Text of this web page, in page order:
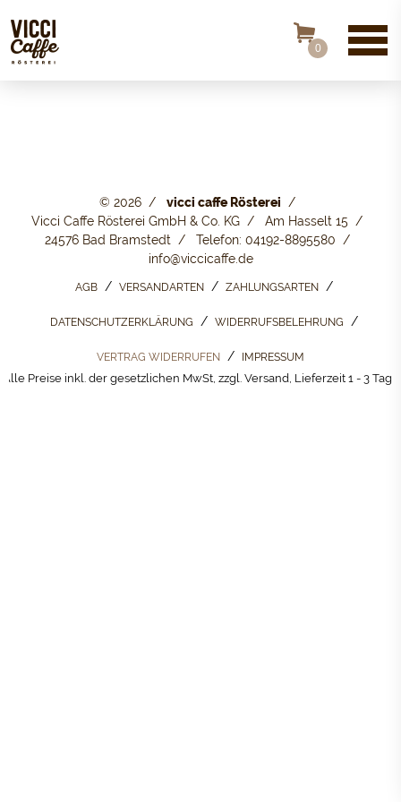
0
© 2026
vicci caffe Rösterei
Vicci Caffe Rösterei GmbH & Co. KG
Am Hasselt 15
24576 Bad Bramstedt
Telefon: 04192-8895580
info@viccicaffe.de
AGB VERSANDARTEN ZAHLUNGSARTEN
DATENSCHUTZERKLÄRUNG WIDERRUFSBELEHRUNG
VERTRAG WIDERRUFEN IMPRESSUM
Alle Preise inkl. der gesetzlichen MwSt, zzgl. Versand, Lieferzeit 1 - 3 Tage